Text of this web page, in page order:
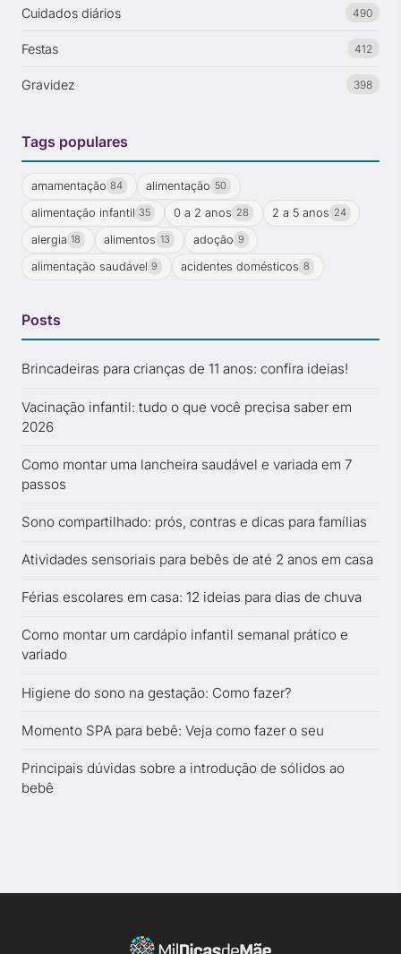
Cuidados diários 490
Festas 412
Gravidez 398
Tags populares
amamentação 84 alimentação 50
alimentação infantil 35 0 a 2 anos 28 2 a 5 anos 24
alergia 18 alimentos 13 adoção 9
alimentação saudável 9 acidentes domésticos 8
Posts
Brincadeiras para crianças de 11 anos: confira ideias!
Vacinação infantil: tudo o que você precisa saber em
2026
Como montar uma lancheira saudável e variada em 7
passos
Sono compartilhado: prós, contras e dicas para famílias
Atividades sensoriais para bebês de até 2 anos em casa
Férias escolares em casa: 12 ideias para dias de chuva
Como montar um cardápio infantil semanal prático e
variado
Higiene do sono na gestação: Como fazer?
Momento SPA para bebê: Veja como fazer o seu
Principais dúvidas sobre a introdução de sólidos ao
bebê